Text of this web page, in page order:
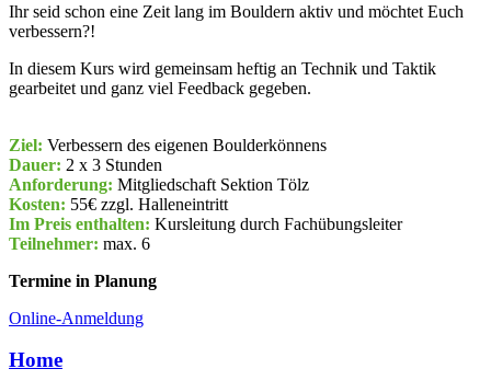
Ihr seid schon eine Zeit lang im Bouldern aktiv und möchtet Euch
verbessern?!
In diesem Kurs wird gemeinsam heftig an Technik und Taktik
gearbeitet und ganz viel Feedback gegeben.
Ziel: Verbessern des eigenen Boulderkönnens
Dauer: 2 x 3 Stunden
Anforderung: Mitgliedschaft Sektion Tölz
Kosten: 55€ zzgl. Halleneintritt
Im Preis enthalten: Kursleitung durch Fachübungsleiter
Teilnehmer: max. 6
Termine in Planung
Online-Anmeldung
Home